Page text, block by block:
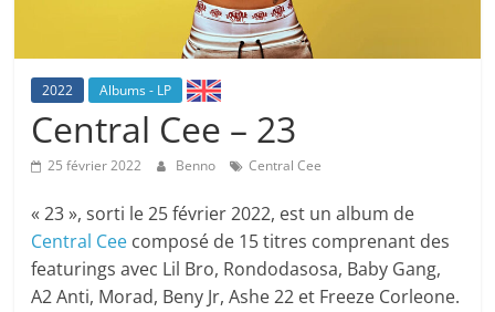
2022 Albums - LP
Central Cee – 23
25 février 2022 Benno Central Cee
« 23 », sorti le 25 février 2022, est un album de
Central Cee composé de 15 titres comprenant des
featurings avec Lil Bro, Rondodasosa, Baby Gang,
A2 Anti, Morad, Beny Jr, Ashe 22 et Freeze Corleone.